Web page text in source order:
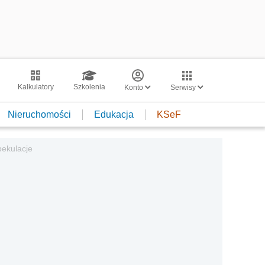
Kalkulatory Szkolenia Konto Serwisy
Nieruchomości Edukacja KSeF